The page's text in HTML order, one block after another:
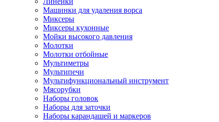
Машинки для удаления ворса
Миксеры
Миксеры кухонные
Мойки высокого давления
Молотки
Молотки отбойные
Мультиметры
Мультипечи
Мультифункциональный инструмент
Мясорубки
Наборы головок
Наборы для заточки
Наборы карандашей и маркеров